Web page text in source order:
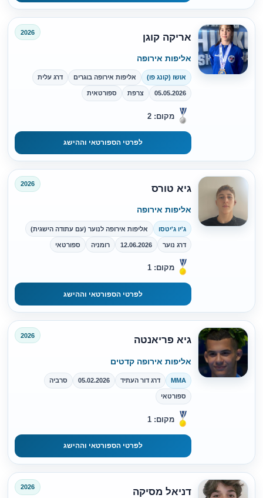
אריקה קוגן 2026
אליפות אירופה
אושו (קונג פו) אליפות אירופה בוגרים דרג עלית
05.05.2026 צרפת ספורטאית
מקום: 2
לפרטי הספורטאי וההישג
גיא טורס 2026
אליפות אירופה
ג'יו ג'יטסו אליפות אירופה לנוער (עם עתודה הישגית)
דרג נוער 12.06.2026 רומניה ספורטאי
מקום: 1
לפרטי הספורטאי וההישג
גיא פריאנטה 2026
אליפות אירופה קדטים
MMA דרג דור העתיד 05.02.2026 סרביה
ספורטאי
מקום: 1
לפרטי הספורטאי וההישג
דניאל מסיקה 2026